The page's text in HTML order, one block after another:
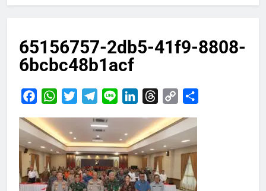
65156757-2db5-41f9-8808-
6bcbc48b1acf
FacebookWhatsApp
TwitterTelegram
Line LinkedInThreads
Copy